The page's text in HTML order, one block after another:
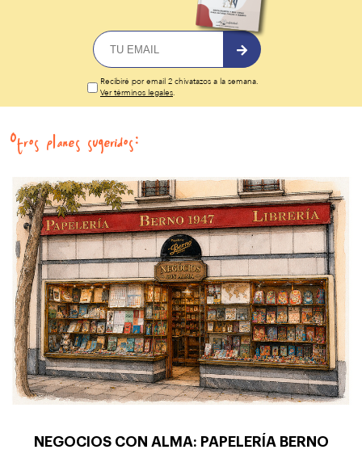
Recibiré por email 2 chivatazos a la semana.
Ver términos legales.
Otros planes sugeridos:
NEGOCIOS CON ALMA: PAPELERÍA BERNO